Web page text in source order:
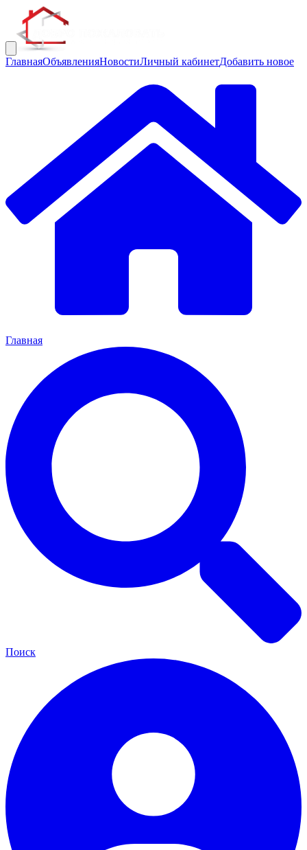
ГлавнаяОбъявленияНовостиЛичный кабинетДобавить новое
Главная
Поиск